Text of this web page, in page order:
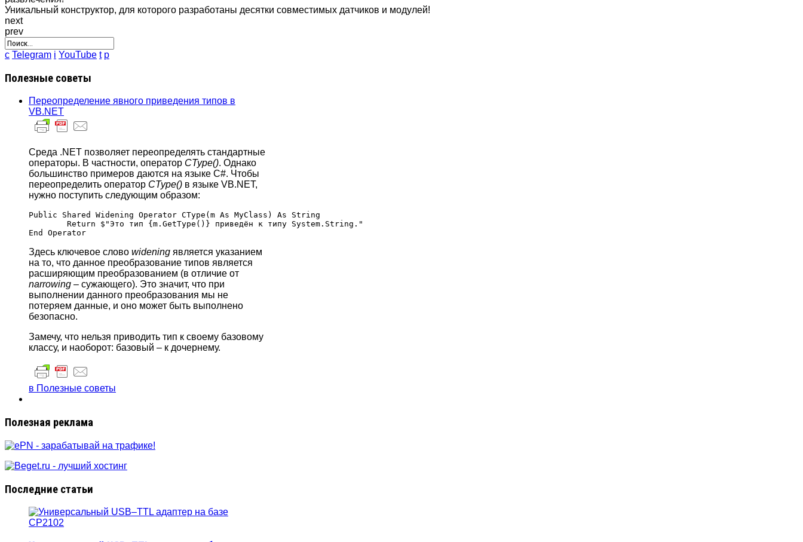
Уникальный конструктор, для которого разработаны десятки совместимых датчиков и модулей!
next
prev
c Telegram i YouTube t p
Полезные советы
Переопределение явного приведения типов в
VB.NET
Среда .NET позволяет переопределять стандартные
операторы. В частности, оператор CType(). Однако
большинство примеров даются на языке C#. Чтобы
переопределить оператор CType() в языке VB.NET,
нужно поступить следующим образом:
Public Shared Widening Operator CType(m As MyClass) As String
Здесь ключевое слово widening является указанием
на то, что данное преобразование типов является
расширяющим преобразованием (в отличие от
narrowing – сужающего). Это значит, что при
выполнении данного преобразования мы не
потеряем данные, и оно может быть выполнено
безопасно.
Замечу, что нельзя приводить тип к своему базовому
классу, и наоборот: базовый – к дочернему.
в Полезные советы
Полезная реклама
Последние статьи